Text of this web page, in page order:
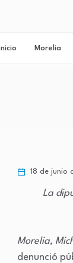
Inicio Morelia
18 de junio
La
Morelia,
denunció